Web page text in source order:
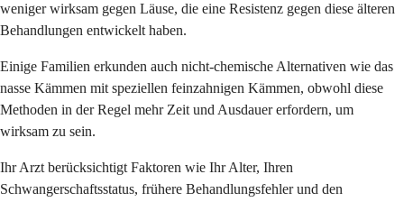
weniger wirksam gegen Läuse, die eine Resistenz gegen diese älteren
Behandlungen entwickelt haben.
Einige Familien erkunden auch nicht-chemische Alternativen wie das
nasse Kämmen mit speziellen feinzahnigen Kämmen, obwohl diese
Methoden in der Regel mehr Zeit und Ausdauer erfordern, um
wirksam zu sein.
Ihr Arzt berücksichtigt Faktoren wie Ihr Alter, Ihren
Schwangerschaftsstatus, frühere Behandlungsfehler und den